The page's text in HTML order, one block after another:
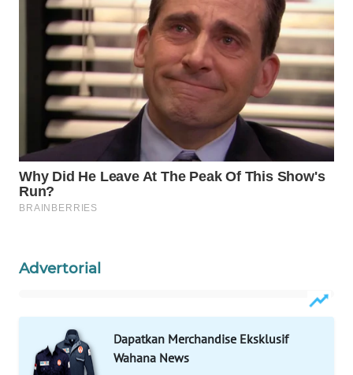
Advertorial
Dapatkan Merchandise Eksklusif
Wahana News
WAHANA
TRAVEL
WAHANA
TV
WAHANANEWS
WAHANANEWS
WAHANANEWS
SPORT